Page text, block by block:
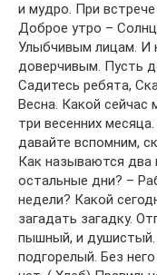
и мудро. При
Доброе утро –
Улыбчивым лицам. И
доверчивым. Пусть
Садитесь ребята,
Весна. Какой сейчас
три весенних
давайте вспомним,
Как называются
остальные дни? –
недели? Какой
загадать загадку.
пышный, и душистый.
подгорелый. Без